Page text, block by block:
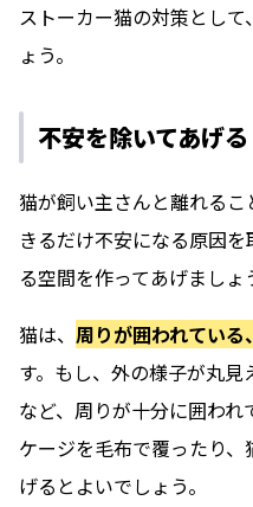
ストーカー猫の対策とし
ょう。
不安を除いてあげる
猫が飼い主さんと離れる
きるだけ不安になる原因
る空間を作ってあげましょ
猫は、 周りが囲われてい
す。もし、外の様子が丸
など、周りが十分に囲われ
ケージを毛布で覆ったり
げるとよいでしょう。